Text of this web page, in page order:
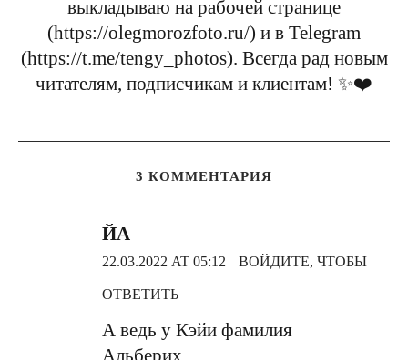
выкладываю на рабочей странице
(https://olegmorozfoto.ru/) и в Telegram
(https://t.me/tengy_photos). Всегда рад новым
читателям, подписчикам и клиентам! ✨❤️
3 КОММЕНТАРИЯ
ЙА
22.03.2022 AT 05:12 ВОЙДИТЕ, ЧТОБЫ
ОТВЕТИТЬ
А ведь у Кэйи фамилия
Альберих…